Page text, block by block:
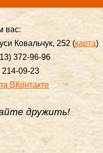
вас:
Ковальчук, 252 (карта)
372-96-96
214-09-23
ВКонтакте
дружить!